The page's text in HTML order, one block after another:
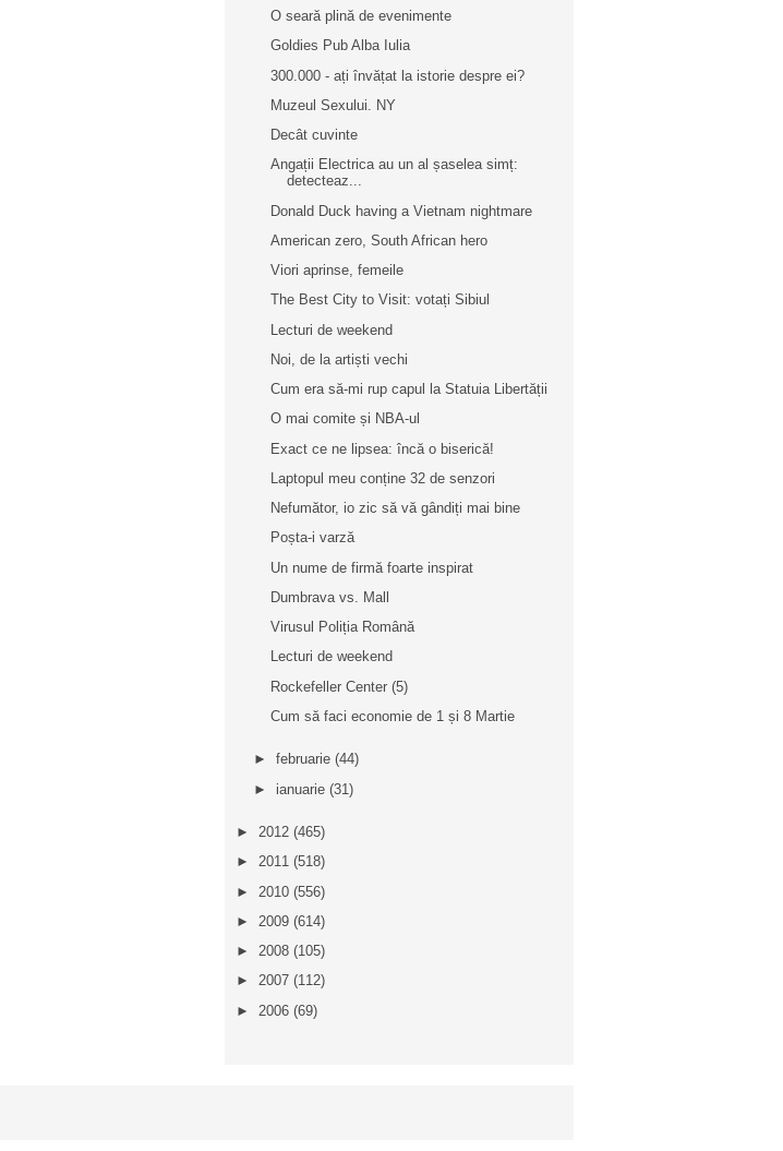
O seară plină de evenimente
Goldies Pub Alba Iulia
300.000 - ați învățat la istorie despre ei?
Muzeul Sexului. NY
Decât cuvinte
Angații Electrica au un al șaselea simț:
detecteaz...
Donald Duck having a Vietnam nightmare
American zero, South African hero
Viori aprinse, femeile
The Best City to Visit: votați Sibiul
Lecturi de weekend
Noi, de la artiști vechi
Cum era să-mi rup capul la Statuia Libertății
O mai comite și NBA-ul
Exact ce ne lipsea: încă o biserică!
Laptopul meu conține 32 de senzori
Nefumător, io zic să vă gândiți mai bine
Poșta-i varză
Un nume de firmă foarte inspirat
Dumbrava vs. Mall
Virusul Poliția Română
Lecturi de weekend
Rockefeller Center (5)
Cum să faci economie de 1 și 8 Martie
► februarie (44)
► ianuarie (31)
► 2012 (465)
► 2011 (518)
► 2010 (556)
► 2009 (614)
► 2008 (105)
► 2007 (112)
► 2006 (69)